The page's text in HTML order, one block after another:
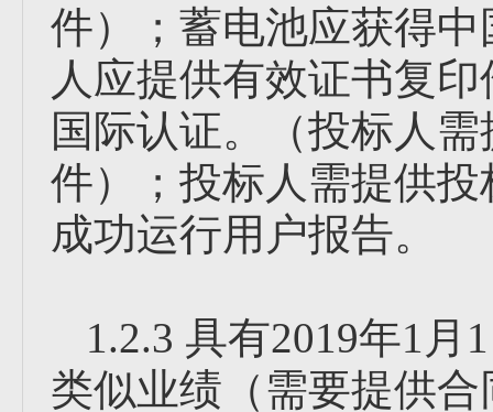
件）；蓄电池应获得
人应提供有效证书复
国际认证。（投标人
件）；投标人需提供
成功运行用户报告。
1.2.3 具有2019年1
类似业绩（需要提供